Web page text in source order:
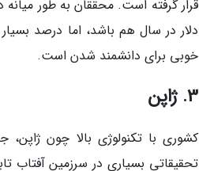
دلار در سال هم باشد، اما درصد
خوبی برای دانشمند شدن است.
3. ژاپن
کشوری با تکنولوژی بالا چون